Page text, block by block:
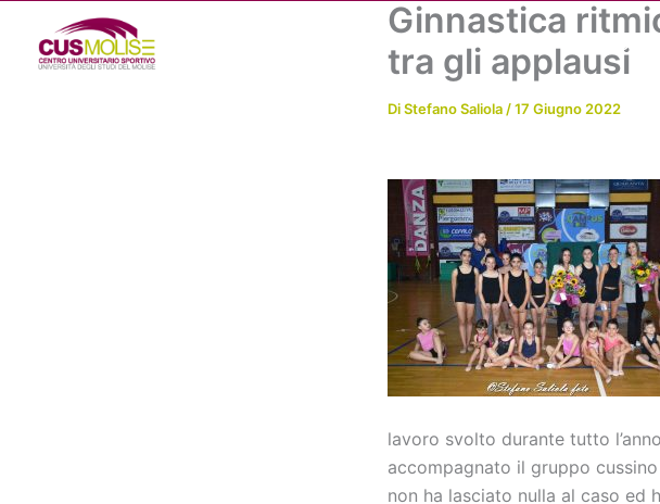
contenuto
Chi
Ginnastica
tra gli applausi
DiStefano Saliola /17 Giugno 2022
lavoro svolto durante tutto
accompagnato il gruppo
non ha lasciato nulla al caso